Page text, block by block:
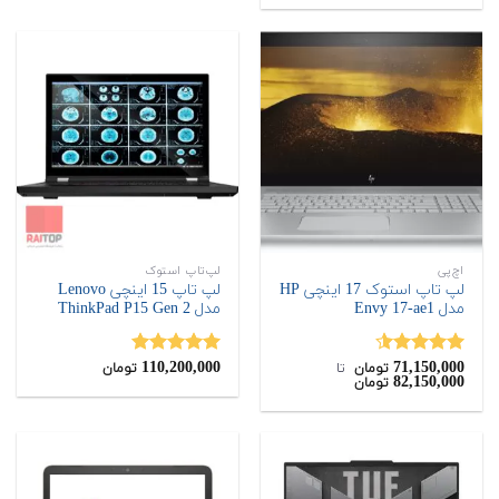
اچ‌پی
لپ تاپ استوک 17 اینچی HP
مدل Envy 17-ae1
نمره4.50
از 5
71,150,000 تومان ‌ تا ‌
82,150,000 تومان
لپ‌تاپ استوک
لپ تاپ 15 اینچی Lenovo
مدل ThinkPad P15 Gen 2
نمره5.00
110,200,000 تومان